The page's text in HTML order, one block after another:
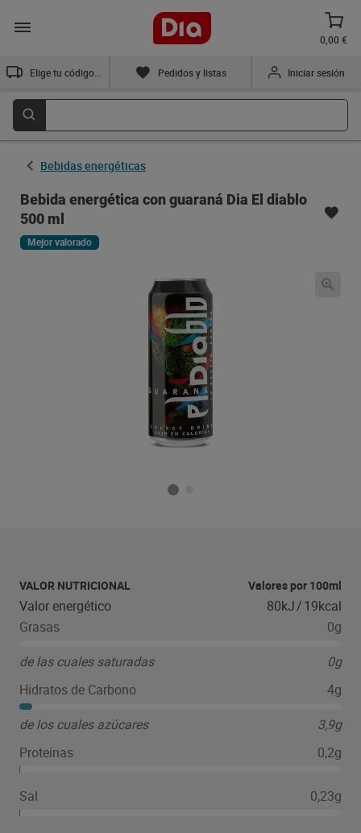
0,00 €
Pedidos y listas Iniciar sesión
Bebidas energéticas
Bebida energética con guaraná Dia El diablo
500 ml
Mejor valorado
VALOR NUTRICIONAL Valores por 100ml
Valor energético 80kJ/19kcal
Grasas
0g
de las cuales saturadas
0g
Hidratos de Carbono
4g
de los cuales azúcares
3,9g
Proteínas
0,2g
Sal 0,23g